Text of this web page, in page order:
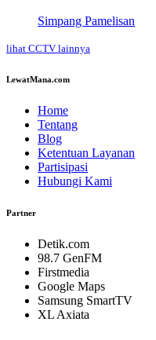
Simpang Pamelisan
lihat CCTV lainnya
LewatMana.com
Home
Tentang
Blog
Ketentuan Layanan
Partisipasi
Hubungi Kami
Partner
Detik.com
98.7 GenFM
Firstmedia
Google Maps
Samsung SmartTV
XL Axiata